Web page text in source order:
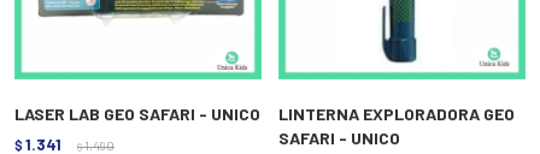
LASER LAB GEO SAFARI - UNICO
$ 1.341 $ 1.490
LINTERNA EXPLORADORA GEO
SAFARI - UNICO